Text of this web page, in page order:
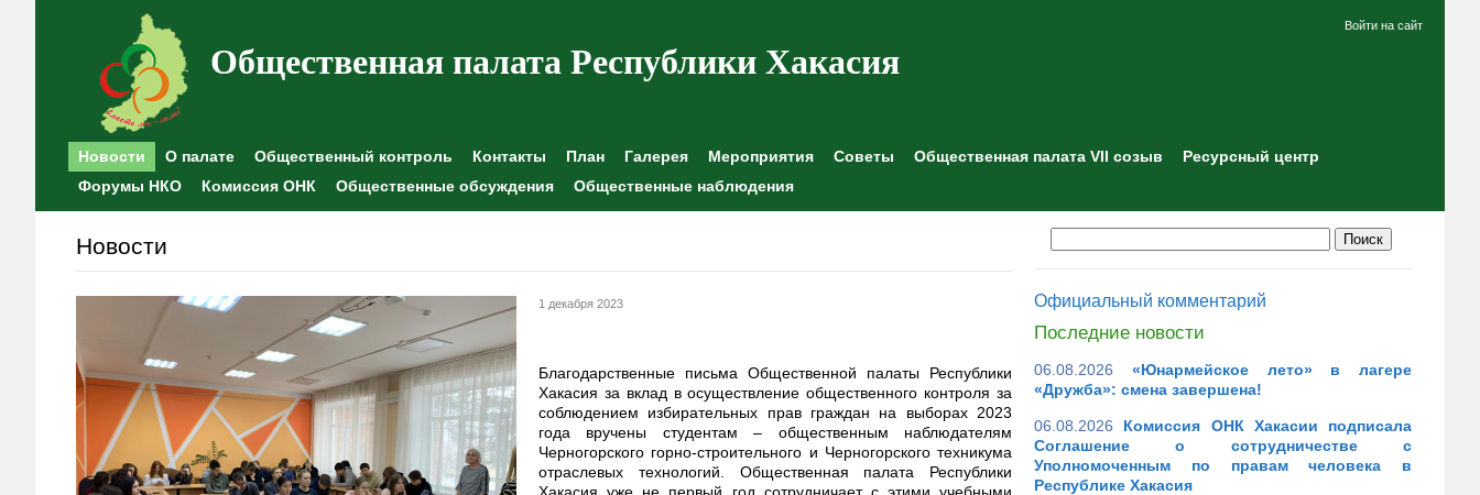
Общественная палата Республики Хакасия
Войти на сайт
Новости О палате Общественный контроль Контакты План Галерея Мероприятия Советы Общественная палата VII созыв
Ресурсный центр
Форумы НКО
Комиссия ОНК Общественные обсуждения Общественные наблюдения
Новости
1 декабря 2023
Благодарственные письма Общественной палаты Республики
Хакасия за вклад в осуществление общественного контроля за
соблюдением избирательных прав граждан на выборах 2023
года вручены студентам – общественным наблюдателям
Черногорского горно-строительного и Черногорского техникума
отраслевых технологий. Общественная палата Республики
Хакасия уже не первый год сотрудничает с этими учебными
Официальный комментарий
Последние новости
06.08.2026
«Юнармейское лето» в лагере
«Дружба»: смена завершена!
06.08.2026
Комиссия ОНК Хакасии подписала
Соглашение о сотрудничестве с
Уполномоченным по правам человека в
Республике Хакасия